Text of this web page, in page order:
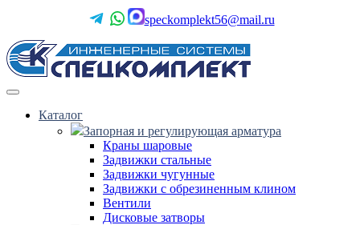
speckomplekt56@mail.ru
Каталог
Запорная и регулирующая арматура
Краны шаровые
Задвижки стальные
Задвижки чугунные
Задвижки с обрезиненным клином
Вентили
Дисковые затворы